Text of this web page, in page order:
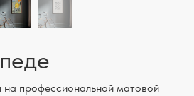
профессиональной матовой